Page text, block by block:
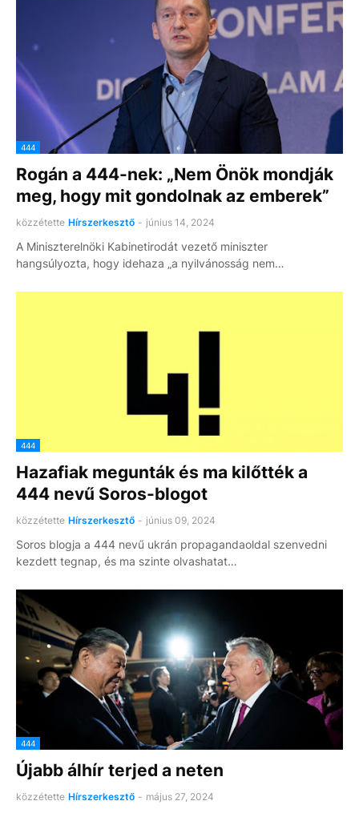
444
Rogán a 444-nek: „Nem Önök mondják
meg, hogy mit gondolnak az emberek”
közzétette Hírszerkesztő - június 14, 2024
A Miniszterelnöki Kabinetirodát vezető miniszter
hangsúlyozta, hogy idehaza „a nyilvánosság nem…
444
Hazafiak megunták és ma kilőtték a
444 nevű Soros-blogot
közzétette Hírszerkesztő - június 09, 2024
Soros blogja a 444 nevű ukrán propagandaoldal szenvedni
kezdett tegnap, és ma szinte olvashatat…
444
Újabb álhír terjed a neten
közzétette Hírszerkesztő - május 27, 2024